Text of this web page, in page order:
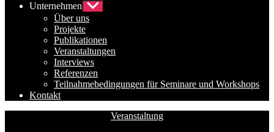
Unternehmen Untermenü
anzeigen
Über uns
Projekte
Publikationen
Veranstaltungen
Interviews
Referenzen
Teilnahmebedingungen für Seminare und Workshops
Kontakt
Kategorien
Veranstaltung